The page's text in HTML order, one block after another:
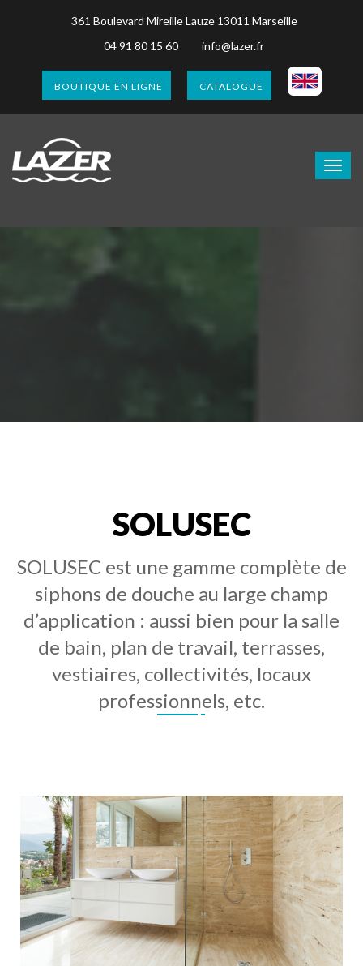
361 Boulevard Mireille Lauze 13011 Marseille
04 91 80 15 60
info@lazer.fr
BOUTIQUE EN LIGNE CATALOGUE
SOLUSEC
SOLUSEC est une gamme complète de
siphons de douche au large champ
d’application : aussi bien pour la salle
de bain, plan de travail, terrasses,
vestiaires, collectivités, locaux
professionnels, etc.